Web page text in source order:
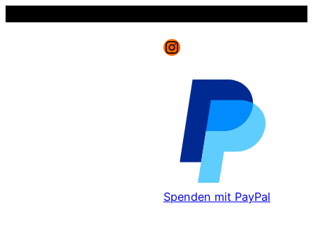
Instagram
Spenden mit PayPal